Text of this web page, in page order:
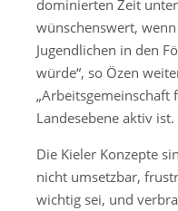
dominierten Zeit
wünschenswert,
Jugendlichen in den
würde“, so Özen
„Arbeitsgemeinschaft
Landesebene aktiv ist.
Die Kieler Konzepte
nicht umsetzbar,
wichtig sei, und